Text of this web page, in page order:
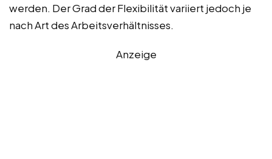
werden. Der Grad der Flexibilität variiert jedoch je
nach Art des Arbeitsverhältnisses.
Anzeige